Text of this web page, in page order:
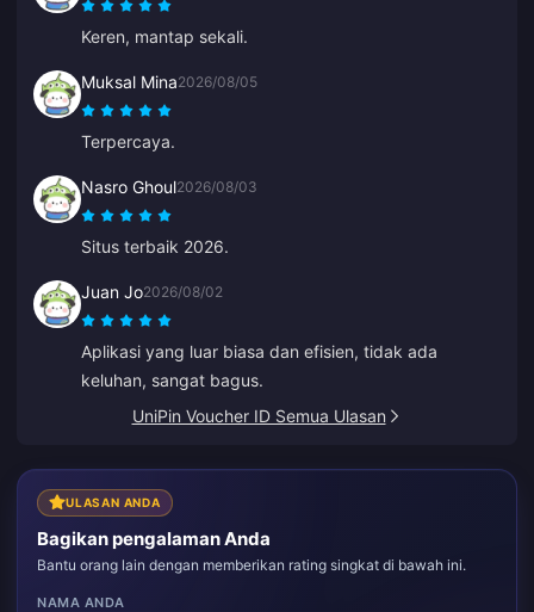
Keren, mantap sekali.
Muksal Mina2026/08/05
Terpercaya.
Nasro Ghoul2026/08/03
Situs terbaik 2026.
Juan Jo2026/08/02
Aplikasi yang luar biasa dan efisien, tidak ada
keluhan, sangat bagus.
UniPin Voucher ID Semua Ulasan
ULASAN ANDA
Bagikan pengalaman Anda
Bantu orang lain dengan memberikan rating singkat di bawah ini.
NAMA ANDA